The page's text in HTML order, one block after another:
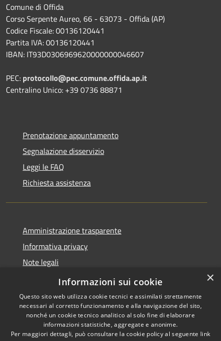
Comune di Offida
Corso Serpente Aureo, 66 - 63073 - Offida (AP)
Codice Fiscale: 00136120441
Partita IVA: 00136120441
IBAN: IT93D0306969620000000046607
PEC: protocollo@pec.comune.offida.ap.it
Centralino Unico: +39 0736 88871
Prenotazione appuntamento
Segnalazione disservizio
Leggi le FAQ
Richiesta assistenza
Amministrazione trasparente
Informativa privacy
Note legali
Dichiarazione di accessibilità
Copyright © 2026 • Comune di
×
Informazioni sui cookie
Questo sito web utilizza cookie tecnici e assimilati strettamente
necessari al corretto funzionamento e alla navigazione del sito,
nonché un cookie tecnico analitico al solo fine di elaborare
informazioni statistiche, aggregate e anonime.
Per maggiori dettagli, può consultare la cookie policy al seguente link